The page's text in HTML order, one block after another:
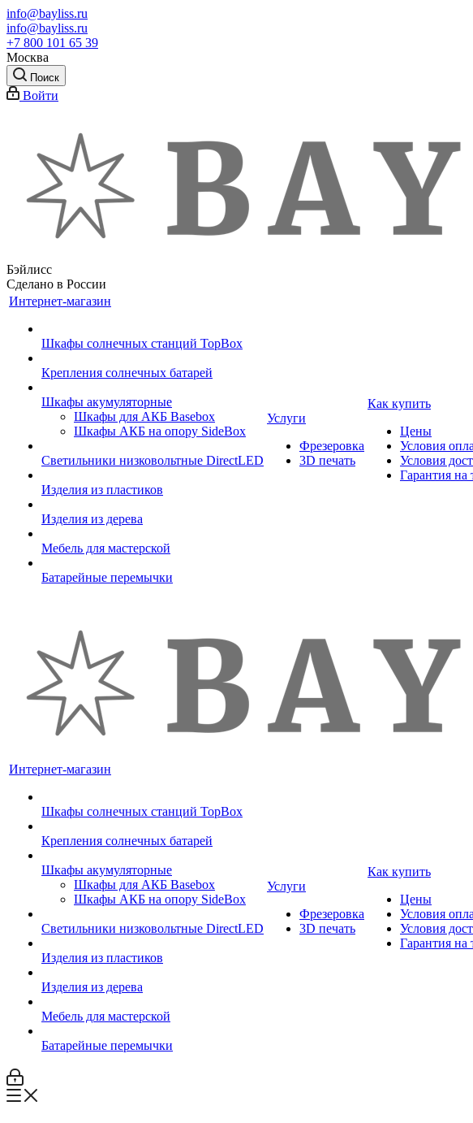
info@bayliss.ru
info@bayliss.ru
+7 800 101 65 39
Москва
Поиск
Войти
Бэйлисс
Сделано в России
Интернет-магазин
Шкафы солнечных станций TopBox
Крепления солнечных батарей
Шкафы акумуляторные
Шкафы для АКБ Basebox
Шкафы АКБ на опору SideBox
Светильники низковольтные DirectLED
Изделия из пластиков
Изделия из дерева
Мебель для мастерской
Батарейные перемычки
Услуги
Фрезеровка
3D печать
Как купить
Цены
Условия
Условия
Гарантия на
Интернет-магазин
Шкафы солнечных станций TopBox
Крепления солнечных батарей
Шкафы акумуляторные
Шкафы для АКБ Basebox
Шкафы АКБ на опору SideBox
Светильники низковольтные DirectLED
Изделия из пластиков
Изделия из дерева
Мебель для мастерской
Батарейные перемычки
Услуги
Фрезеровка
3D печать
Как купить
Цены
Условия
Условия
Гарантия на